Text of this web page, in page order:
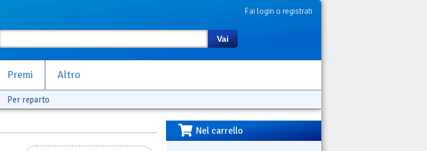
Fai login o registrati
Vai
Premi Altro
Per reparto
Nel carrello